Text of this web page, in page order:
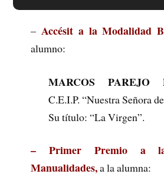
– Accésit a la Modalidad
alumno:
MARCOS PAREJO
C.E.I.P. “Nuestra Señora
Su título: “La Virgen”.
– Primer Premio a
Manualidades,a la alumna: